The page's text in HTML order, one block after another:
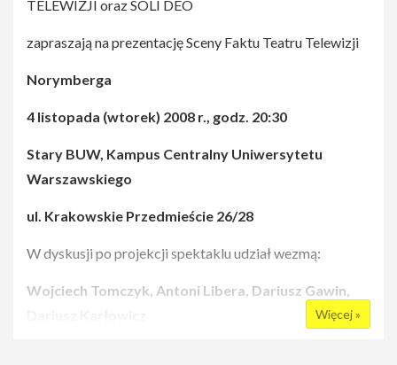
TELEWIZJI oraz SOLI DEO
zapraszają na prezentację Sceny Faktu Teatru Telewizji
Norymberga
4 listopada (wtorek) 2008 r., godz. 20:30
Stary BUW, Kampus Centralny Uniwersytetu
Warszawskiego
ul. Krakowskie Przedmieście 26/28
W dyskusji po projekcji spektaklu udział wezmą:
Wojciech Tomczyk, Antoni Libera, Dariusz Gawin,
Więcej »